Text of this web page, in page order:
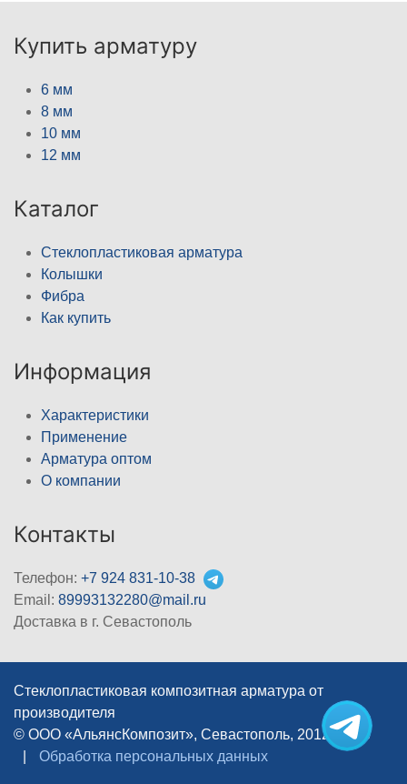
Купить арматуру
6 мм
8 мм
10 мм
12 мм
Каталог
Стеклопластиковая арматура
Колышки
Фибра
Как купить
Информация
Характеристики
Применение
Арматура оптом
О компании
Контакты
Телефон: +7 924 831-10-38
Email: 89993132280@mail.ru
Доставка в г. Севастополь
Стеклопластиковая композитная арматура от
производителя
© ООО «АльянсКомпозит», Севастополь, 2012–2026
Обработка персональных данных